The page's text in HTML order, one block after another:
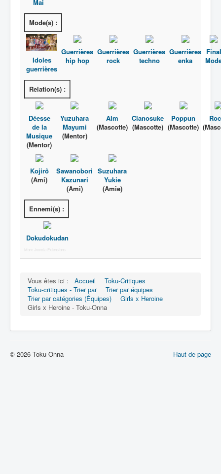
Mai
Mode(s) :
Idoles
guerrières
Guerrières
hip hop
Guerrières
rock
Guerrières
techno
Guerrières
enka
Final
Relation(s) :
Déesse
de la
Musique
(Mentor)
Yuzuhara
Mayumi
(Mentor)
Alm
(Mascotte)
Clanosuke
(Mascotte)
Poppun
(Mascotte)
Kojirô
(Ami)
Sawanobori
Kazunari
(Ami)
Suzuhara
Yukie
(Amie)
Ennemi(s) :
Dokudokudan
More Joomla Extensions
Vous êtes ici : Accueil
Toku-Critiques
Toku-critiques - Trier par
Trier par équipes
Trier par catégories (Équipes)
Girls x Heroine
Girls x Heroine - Toku-Onna
Haut de page
© 2026 Toku-Onna